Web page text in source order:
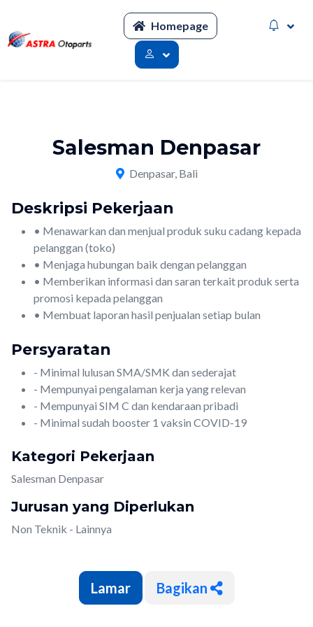
Homepage
Salesman Denpasar
Denpasar, Bali
Deskripsi Pekerjaan
• Menawarkan dan menjual produk suku cadang kepada
pelanggan (toko)
• Menjaga hubungan baik dengan pelanggan
• Memberikan informasi dan saran terkait produk serta
promosi kepada pelanggan
• Membuat laporan hasil penjualan setiap bulan
Persyaratan
- Minimal lulusan SMA/SMK dan sederajat
- Mempunyai pengalaman kerja yang relevan
- Mempunyai SIM C dan kendaraan pribadi
- Minimal sudah booster 1 vaksin COVID-19
Kategori Pekerjaan
Salesman Denpasar
Jurusan yang Diperlukan
Non Teknik - Lainnya
Bagikan